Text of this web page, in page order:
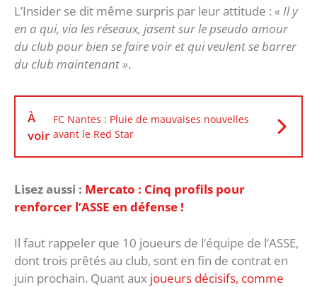
L’Insider se dit même surpris par leur attitude : « Il y
en a qui, via les réseaux, jasent sur le pseudo amour
du club pour bien se faire voir et qui veulent se barrer
du club maintenant ».
À
voir
FC Nantes : Pluie de mauvaises nouvelles
avant le Red Star
Lisez aussi : Mercato : Cinq profils pour
renforcer l’ASSE en défense !
Il faut rappeler que 10 joueurs de l’équipe de l’ASSE,
dont trois prêtés au club, sont en fin de contrat en
juin prochain. Quant aux joueurs décisifs, comme